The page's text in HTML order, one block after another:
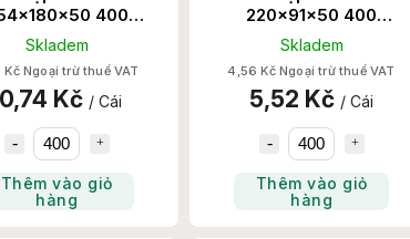
400
Set/Thùng
Skladem
Kč Ngoại trừ thuế VAT
Kč / Cái
Thêm vào giỏ
hàng
220x91x50 400
Set/Thùng
Skladem
4,56 Kč Ngoại trừ thuế VAT
5,52 Kč / Cái
Thêm vào giỏ
hàng